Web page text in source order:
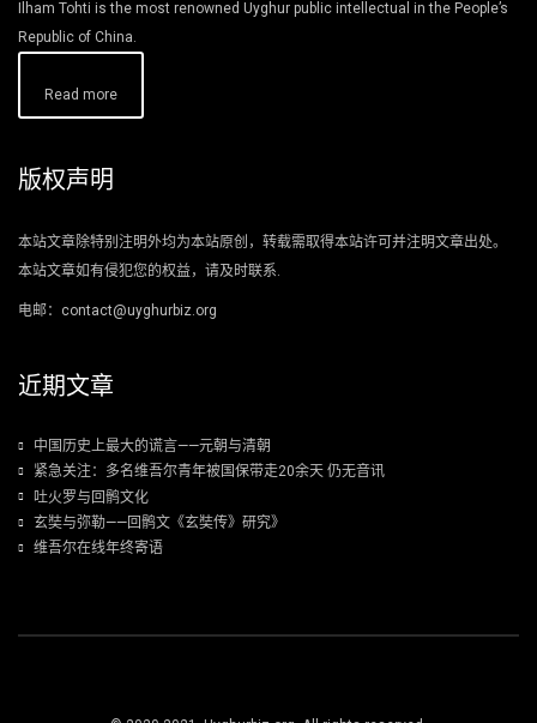
Ilham Tohti is the most renowned Uyghur public intellectual in the People’s
Republic of China.
Read more
版权声明
本站文章除特别注明外均为本站原创，转载需取得本站许可并注明文章出处。
本站文章如有侵犯您的权益，请及时联系.
电邮：contact@uyghurbiz.org
近期文章
中国历史上最大的谎言——元朝与清朝
紧急关注：多名维吾尔青年被国保带走20余天 仍无音讯
吐火罗与回鹘文化
玄奘与弥勒——回鹘文《玄奘传》研究》
维吾尔在线年终寄语